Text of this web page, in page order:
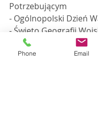
Potrzebującym
- Święto Geografii
- Dzień bez Łapówki
Codziennik
Phone Email